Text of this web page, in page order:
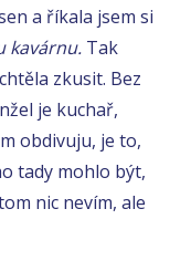
a říkala jsem si
kavárnu. Tak
zkusit. Bez
je kuchař,
obdivuju, je to,
tady mohlo být,
nic nevím, ale